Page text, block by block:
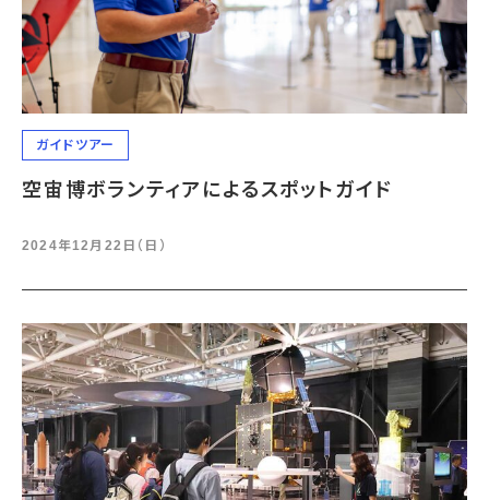
ガイドツアー
空宙博ボランティアによるスポットガイド
2024年12月22日（日）